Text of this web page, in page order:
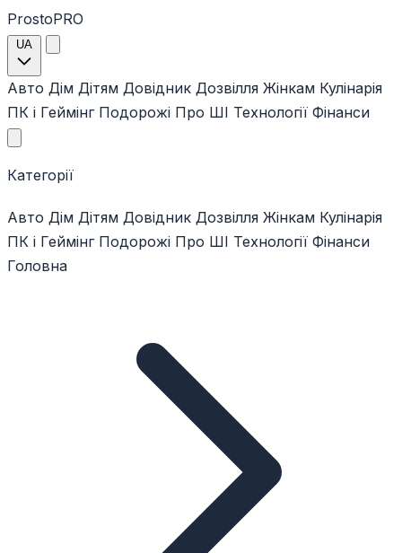
ProstoPRO
UA
Авто Дім Дітям Довідник Дозвілля Жінкам Кулінарія
ПК і Геймінг Подорожі Про ШІ Технології Фінанси
Категорії
Авто Дім Дітям Довідник Дозвілля Жінкам Кулінарія
ПК і Геймінг Подорожі Про ШІ Технології Фінанси
Головна